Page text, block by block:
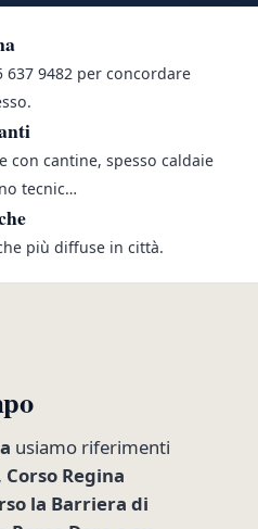
637 9482 per concordare
cantine, spesso caldaie
tecnic…
più diffuse in città.
usiamo riferimenti
Corso Regina
la Barriera di